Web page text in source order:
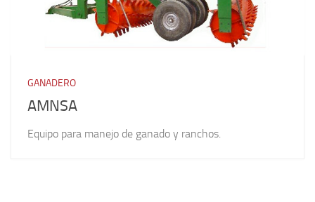
GANADERO
AMNSA
Equipo para manejo de ganado y ranchos.